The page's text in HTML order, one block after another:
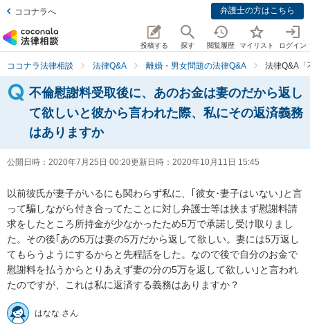
ココナラへ 弁護士の方はこちら
投稿する 探す 閲覧履歴 マイリスト ログイン
ココナラ法律相談 法律Q&A 離婚・男女問題の法律Q&A 法律Q&A
不倫慰謝料受取後に、あのお金は妻のだから返し
て欲しいと彼から言われた際、私にその返済義務
はありますか
公開日時： 2020年7月25日 00:20更新日時： 2020年10月11日 15:45
以前彼氏が妻子がいるにも関わらず私に、｢彼女･妻子はいない｣と言
って騙しながら付き合ってたことに対し弁護士等は挟まず慰謝料請
求をしたところ所持金が少なかったため5万で承諾し受け取りまし
た。その後｢あの5万は妻の5万だから返して欲しい。妻には5万返し
てもらうようにするからと先程話をした。なので後で自分のお金で
慰謝料を払うからとりあえず妻の分の5万を返して欲しい｣と言われ
たのですが、これは私に返済する義務はありますか？
はなな さん